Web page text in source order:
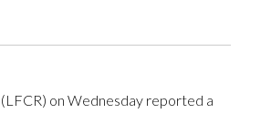
on Wednesday reported a